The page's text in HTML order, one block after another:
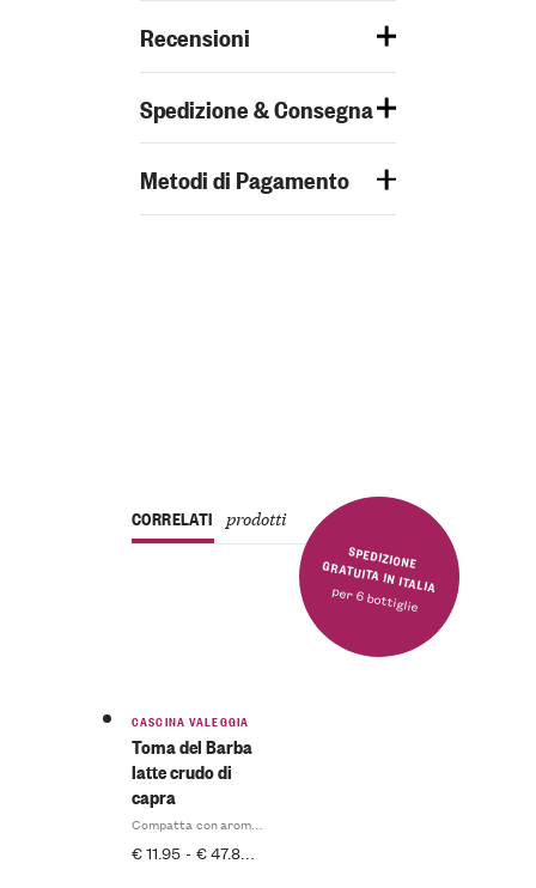
Recensioni
Spedizione & Consegna
Metodi di Pagamento
SPEDIZIONE GRATUITA IN ITALIA
per 6 bottiglie
CORRELATI prodotti
CASCINA VALEGGIA
Toma del Barba
latte crudo di
capra
Compatta con aromi complessi
€11.95 - €47.80